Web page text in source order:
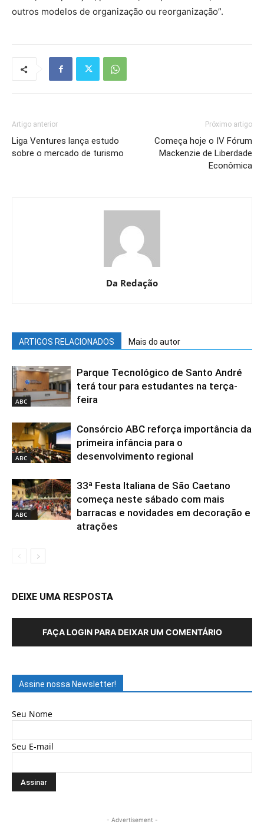
outros modelos de organização ou reorganização”.
Artigo anterior
Liga Ventures lança estudo
sobre o mercado de turismo
Próximo artigo
Começa hoje o IV Fórum
Mackenzie de Liberdade
Econômica
Da Redação
ARTIGOS RELACIONADOS Mais do autor
ABC
Parque Tecnológico de Santo André
terá tour para estudantes na terça-
feira
ABC
Consórcio ABC reforça importância da
primeira infância para o
desenvolvimento regional
ABC
33ª Festa Italiana de São Caetano
começa neste sábado com mais
barracas e novidades em decoração e
atrações
DEIXE UMA RESPOSTA
FAÇA LOGIN PARA DEIXAR UM COMENTÁRIO
Assine nossa Newsletter!
Seu Nome
Seu E-mail
- Advertisement -